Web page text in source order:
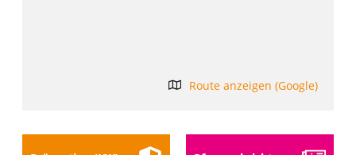
Route anzeigen (Google)